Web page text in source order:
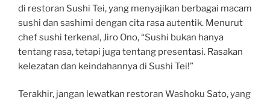
di restoran Sushi Tei, yang menyajikan berbagai macam
sushi dan sashimi dengan cita rasa autentik. Menurut
chef sushi terkenal, Jiro Ono, “Sushi bukan hanya
tentang rasa, tetapi juga tentang presentasi. Rasakan
kelezatan dan keindahannya di Sushi Tei!”
Terakhir, jangan lewatkan restoran Washoku Sato, yang